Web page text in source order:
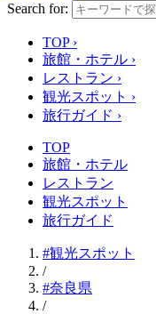
Search for:
TOP ›
旅館・ホテル ›
レストラン ›
観光スポット ›
旅行ガイド ›
TOP
旅館・ホテル
レストラン
観光スポット
旅行ガイド
#観光スポット
/
#奈良県
/